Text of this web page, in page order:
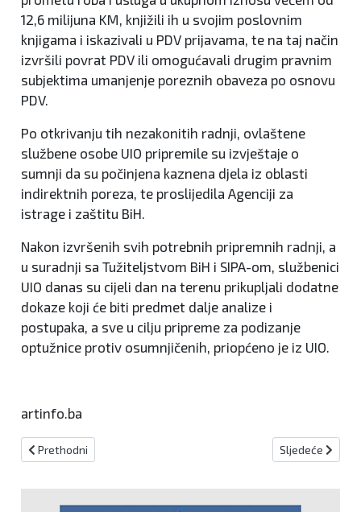
12,6 milijuna KM, knjižili ih u svojim poslovnim
knjigama i iskazivali u PDV prijavama, te na taj način
izvršili povrat PDV ili omogućavali drugim pravnim
subjektima umanjenje poreznih obaveza po osnovu
PDV.
Po otkrivanju tih nezakonitih radnji, ovlaštene
službene osobe UIO pripremile su izvještaje o
sumnji da su počinjena kaznena djela iz oblasti
indirektnih poreza, te proslijedila Agenciji za
istrage i zaštitu BiH.
Nakon izvršenih svih potrebnih pripremnih radnji, a
u suradnji sa Tužiteljstvom BiH i SIPA-om, službenici
UIO danas su cijeli dan na terenu prikupljali dodatne
dokaze koji će biti predmet dalje analize i
postupaka, a sve u cilju pripreme za podizanje
optužnice protiv osumnjičenih, priopćeno je iz UIO.
artinfo.ba
Prethodni članak: OHR je besmislen, Ured izmjestiti u Bruxelles ili
Prethodni Sljedeći
Sljedeće